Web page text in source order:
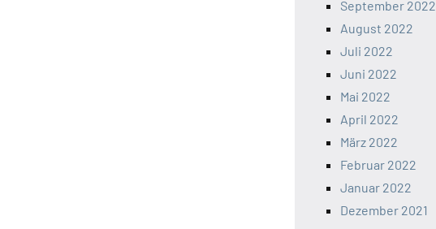
September 2022
August 2022
Juli 2022
Juni 2022
Mai 2022
April 2022
März 2022
Februar 2022
Januar 2022
Dezember 2021